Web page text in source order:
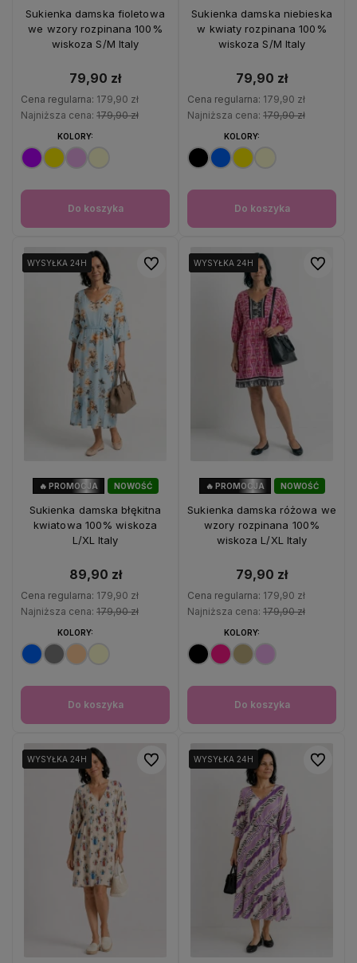
Sukienka damska fioletowa
we wzory rozpinana 100%
wiskoza S/M Italy
79,90 zł
Cena regularna: 179,90 zł
Najniższa cena: 179,90 zł
KOLORY:
Do koszyka
Sukienka damska niebieska
w kwiaty rozpinana 100%
wiskoza S/M Italy
79,90 zł
Cena regularna: 179,90 zł
Najniższa cena: 179,90 zł
KOLORY:
Do koszyka
NOWOŚĆ
🔥 PROMOCJA
WYSYŁKA 24H
WYSYŁKA 24H
WYSYŁKA 24H
Sukienka damska błękitna
kwiatowa 100% wiskoza
L/XL Italy
89,90 zł
Cena regularna: 179,90 zł
Najniższa cena: 179,90 zł
KOLORY:
Do koszyka
Do ulubionych
NOWOŚĆ
🔥 PROMOCJA
WYSYŁKA 24H
WYSYŁKA 24H
WYSYŁKA 24H
Sukienka damska różowa we
wzory rozpinana 100%
wiskoza L/XL Italy
79,90 zł
Cena regularna: 179,90 zł
Najniższa cena: 179,90 zł
KOLORY:
Do koszyka
Do
WYSYŁKA 24H
WYSYŁKA 24H Do ulubionychWYSYŁKA 24H
WYSYŁKA 24H Do